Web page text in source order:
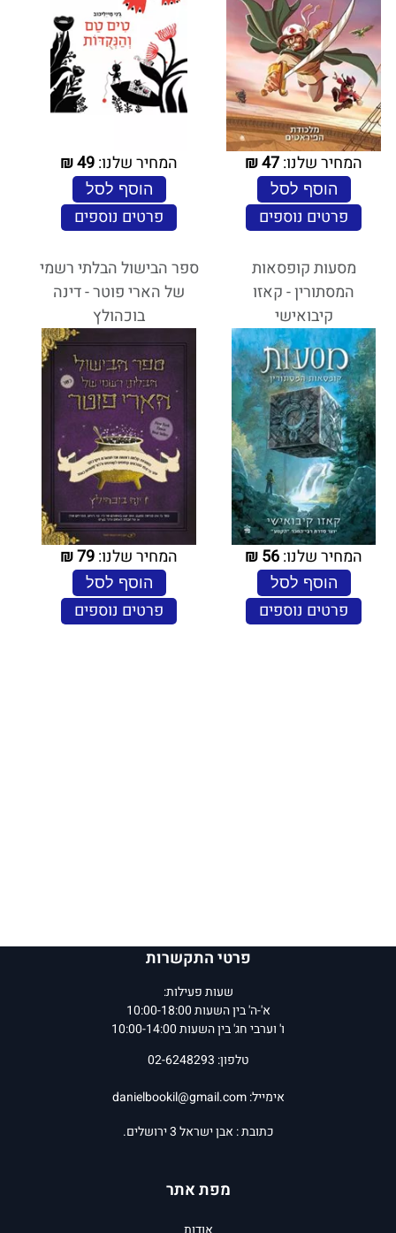
המחיר שלנו:47
₪
הוסף לסל
פרטים נוספים
המחיר שלנו:49
₪
הוסף לסל
פרטים נוספים
מסעות קופסאות
המסתורין - קאזו
קיבואישי
המחיר שלנו:56
₪
הוסף לסל
פרטים נוספים
ספר הבישול הבלתי רשמי
של הארי פוטר - דינה
בוכהולץ
המחיר שלנו:79
₪
הוסף לסל
פרטים נוספים
פרטי התקשרות
שעות פעילות:
א'-ה' בין השעות 10:00-18:00
ו' וערבי חג' בין השעות 10:00-14:00
טלפון: 02-6248293
אימייל:danielbookil@gmail.com
כתובת : אבן ישראל 3 ירושלים.
מפת אתר